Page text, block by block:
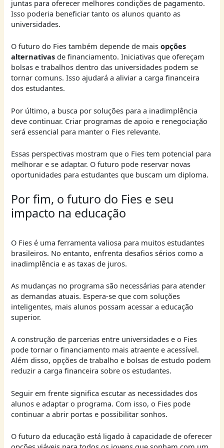
juntas para oferecer melhores condições de pagamento.
Isso poderia beneficiar tanto os alunos quanto as
universidades.
O futuro do Fies também depende de maisopções
alternativas de financiamento. Iniciativas que ofereçam
bolsas e trabalhos dentro das universidades podem se
tornar comuns. Isso ajudará a aliviar a carga financeira
dos estudantes.
Por último, a busca por soluções para a inadimplência
deve continuar. Criar programas de apoio e renegociação
será essencial para manter o Fies relevante.
Essas perspectivas mostram que o Fies tem potencial para
melhorar e se adaptar. O futuro pode reservar novas
oportunidades para estudantes que buscam um diploma.
Por fim, o futuro do Fies e seu
impacto na educação
O Fies é uma ferramenta valiosa para muitos estudantes
brasileiros. No entanto, enfrenta desafios sérios como a
inadimplência e as taxas de juros.
As mudanças no programa são necessárias para atender
as demandas atuais. Espera-se que com soluções
inteligentes, mais alunos possam acessar a educação
superior.
A construção de parcerias entre universidades e o Fies
pode tornar o financiamento mais atraente e acessível.
Além disso, opções de trabalho e bolsas de estudo podem
reduzir a carga financeira sobre os estudantes.
Seguir em frente significa escutar as necessidades dos
alunos e adaptar o programa. Com isso, o Fies pode
continuar a abrir portas e possibilitar sonhos.
O futuro da educação está ligado à capacidade de oferecer